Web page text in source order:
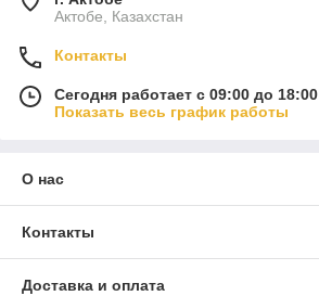
Актобе, Казахстан
Контакты
Сегодня работает с 09:00 до 18:00
Показать весь график работы
О нас
Контакты
Доставка и оплата